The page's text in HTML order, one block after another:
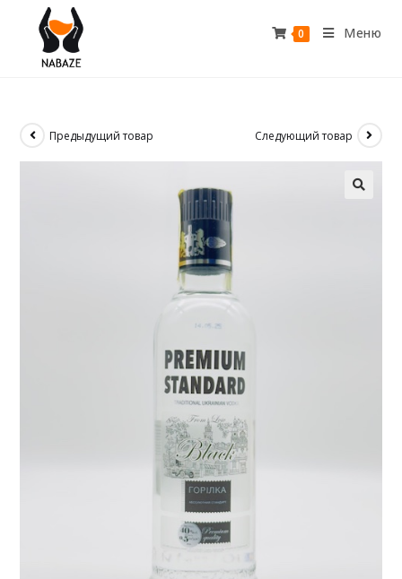
0 Меню
Предыдущий товар Следующий товар